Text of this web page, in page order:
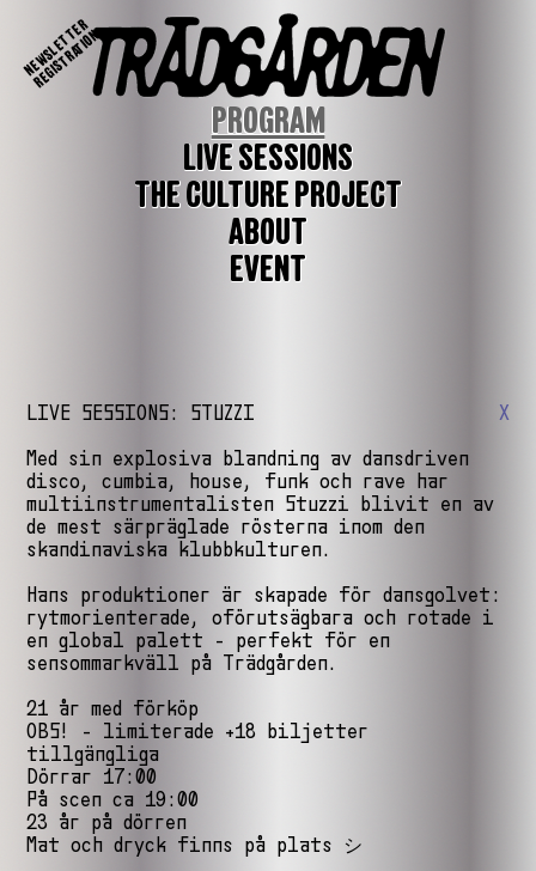
NEWSLETTER
REGISTRATION
PROGRAM
LIVE SESSIONS
THE CULTURE PROJECT
ABOUT
EVENT
LIVE SESSIONS: STUZZI
Med sin explosiva blandning av dansdriven
disco, cumbia, house, funk och rave har
multiinstrumentalisten Stuzzi blivit en av
de mest särpräglade rösterna inom den
skandinaviska klubbkulturen.
Hans produktioner är skapade för dansgolvet:
rytmorienterade, oförutsägbara och rotade i
en global palett - perfekt för en
sensommarkväll på Trädgården.
21 år med förköp
OBS! - limiterade +18 biljetter
tillgängliga
Dörrar 17:00
På scen ca 19:00
23 år på dörren
Mat och dryck finns på plats シ
X